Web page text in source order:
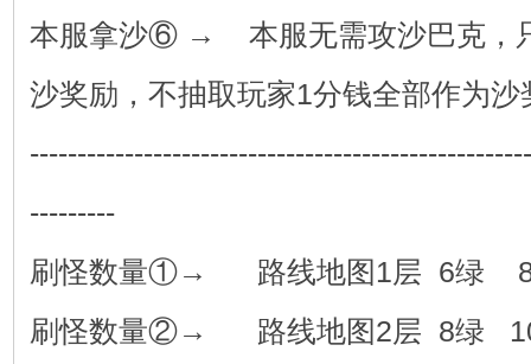
本服拿沙⑥ → 本服无需攻沙巴克，
沙奖励，不抽取玩家1分钱全部作为沙
---------
刷怪数量①→ 路线地图1层 6绿
刷怪数量②→ 路线地图2层 8